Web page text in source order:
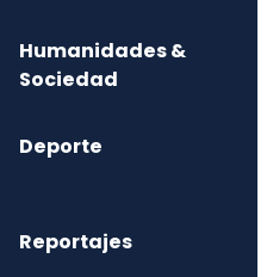
Humanidades &
Sociedad
Deporte
Reportajes